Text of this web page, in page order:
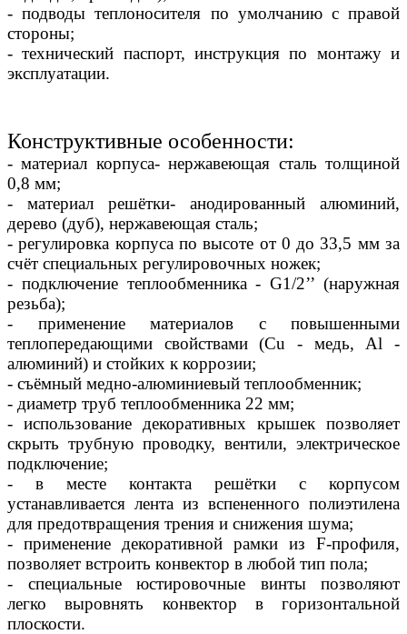
- подводы теплоносителя по умолчанию с правой
стороны;
- технический паспорт, инструкция по монтажу и
эксплуатации.
Конструктивные особенности:
- материал корпуса- нержавеющая сталь толщиной
0,8 мм;
- материал решётки- анодированный алюминий,
дерево (дуб), нержавеющая сталь;
- регулировка корпуса по высоте от 0 до 33,5 мм за
счёт специальных регулировочных ножек;
- подключение теплообменника - G1/2’’ (наружная
резьба);
- применение материалов с повышенными
теплопередающими свойствами (Сu - медь, Al -
алюминий) и стойких к коррозии;
- съёмный медно-алюминиевый теплообменник;
- диаметр труб теплообменника 22 мм;
- использование декоративных крышек позволяет
скрыть трубную проводку, вентили, электрическое
подключение;
- в месте контакта решётки с корпусом
устанавливается лента из вспененного полиэтилена
для предотвращения трения и снижения шума;
- применение декоративной рамки из F-профиля,
позволяет встроить конвектор в любой тип пола;
- специальные юстировочные винты позволяют
легко выровнять конвектор в горизонтальной
плоскости.